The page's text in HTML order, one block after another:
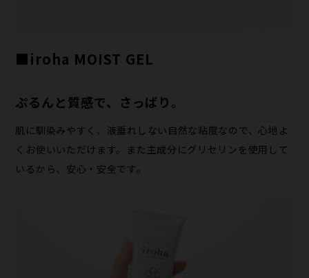
■iroha MOIST GEL
ぷるんと質感で、さっぱり。
肌に馴染みやすく、液垂れしない自然な粘度なので、心地よ
くお使いいただけます。また主成分にグリセリンを使用して
いるから、安心・安全です。